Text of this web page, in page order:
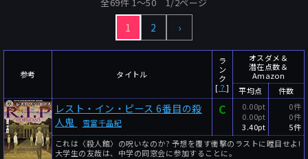
1 2 ›
参考 タイトル
ラ
ン
ク
[ ？]
オスダメ＆
潜在点数＆
Amazon
平均点
件数
レスト・イン・ピース 6番目の殺
人鬼
雪富千晶紀
C
0.00pt
0.00pt
3.40pt
0件
0件
5件
これは〈殺人館〉の呪いなのか? 予想を覆す衝撃のラストに瞠目せよ!
大学生の友哉は、中学の同窓会に参加することに。